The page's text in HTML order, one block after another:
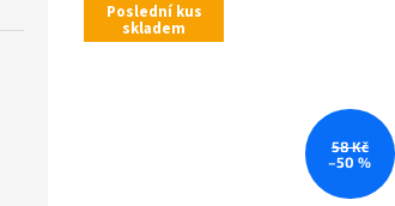
Poslední kus
skladem
58 Kč
–50 %